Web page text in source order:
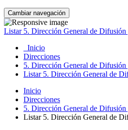
Cambiar navegación
Listar 5. Dirección General de
Inicio
Direcciones
5. Dirección General de Difusión
Listar 5. Dirección General de
Inicio
Direcciones
5. Dirección General de Difusión
Listar 5. Dirección General de